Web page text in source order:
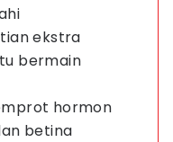
ekstra
bermain
hormon
betina